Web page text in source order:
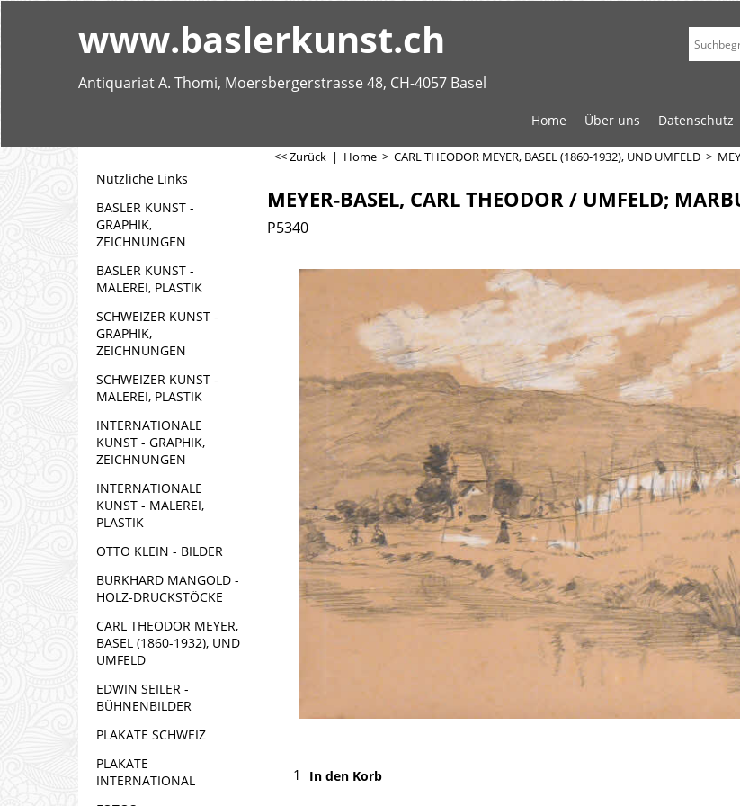
www.baslerkunst.ch
Antiquariat A. Thomi, Moersbergerstrasse 48, CH-4057 Basel
Home Über uns Datenschutz
Nützliche Links
BASLER KUNST -
GRAPHIK,
ZEICHNUNGEN
BASLER KUNST -
MALEREI, PLASTIK
SCHWEIZER KUNST -
GRAPHIK,
ZEICHNUNGEN
SCHWEIZER KUNST -
MALEREI, PLASTIK
INTERNATIONALE
KUNST - GRAPHIK,
ZEICHNUNGEN
INTERNATIONALE
KUNST - MALEREI,
PLASTIK
OTTO KLEIN - BILDER
BURKHARD MANGOLD -
HOLZ-DRUCKSTÖCKE
CARL THEODOR MEYER,
BASEL (1860-1932), UND
UMFELD
EDWIN SEILER -
BÜHNENBILDER
PLAKATE SCHWEIZ
PLAKATE
INTERNATIONAL
<< Zurück | Home > CARL THEODOR MEYER, BASEL (1860-1932), UND UMFELD >
MEYER-BASEL, CARL THEODOR / UMFELD;
P5340
In den Korb